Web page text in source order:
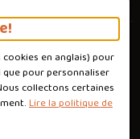
cookies en anglais) pour
pour personnaliser
collectons certaines
Lire la politique de